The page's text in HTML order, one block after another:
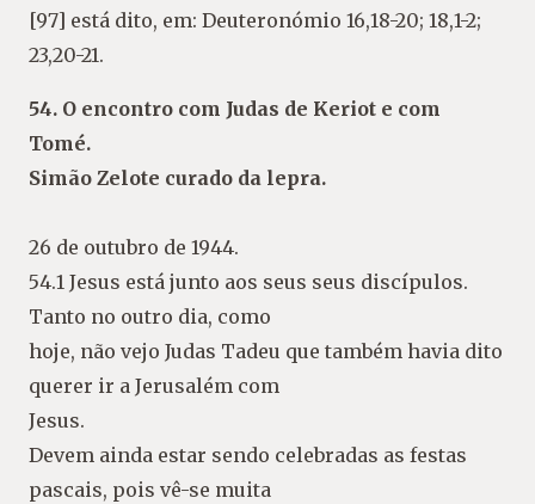
[97] está dito, em: Deuteronómio 16,18-20; 18,1-2;
23,20-21.
54. O encontro com Judas de Keriot e com
Tomé.
Simão Zelote curado da lepra.
26 de outubro de 1944.
54.1 Jesus está junto aos seus seus discípulos.
Tanto no outro dia, como
hoje, não vejo Judas Tadeu que também havia dito
querer ir a Jerusalém com
Jesus.
Devem ainda estar sendo celebradas as festas
pascais, pois vê-se muita